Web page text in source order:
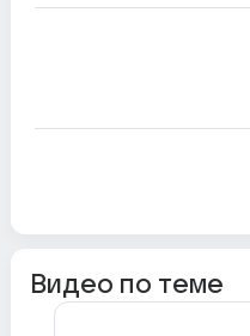
Видео по теме